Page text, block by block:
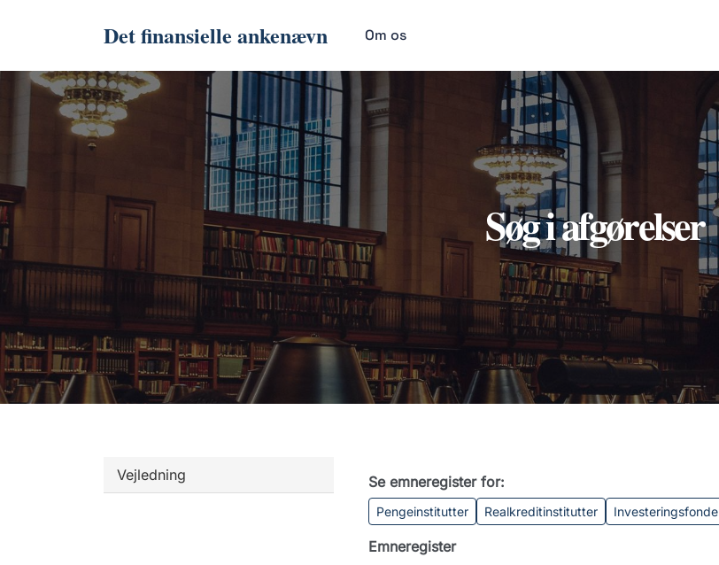
Det finansielle ankenævn Om os
Søg i afgørelser
Vejledning Se emneregister for:
Pengeinstitutter Realkreditinstitutter Investeringsfonde
Emneregister